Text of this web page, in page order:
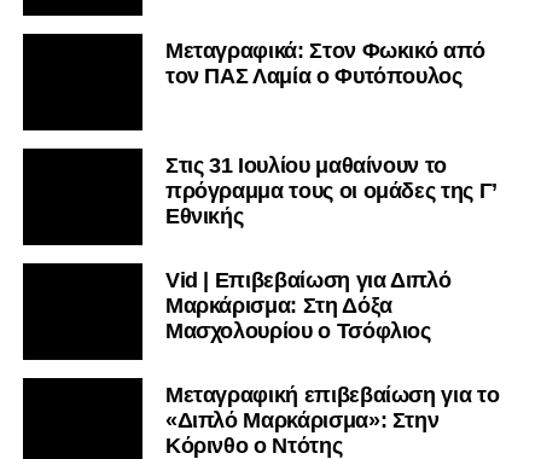
Μεταγραφικά: Στον Φωκικό από
τον ΠΑΣ Λαμία ο Φυτόπουλος
Στις 31 Ιουλίου μαθαίνουν το
πρόγραμμα τους οι ομάδες της Γ’
Εθνικής
Vid | Επιβεβαίωση για Διπλό
Μαρκάρισμα: Στη Δόξα
Μασχολουρίου ο Τσόφλιος
Μεταγραφική επιβεβαίωση για το
«Διπλό Μαρκάρισμα»: Στην
Κόρινθο ο Ντότης